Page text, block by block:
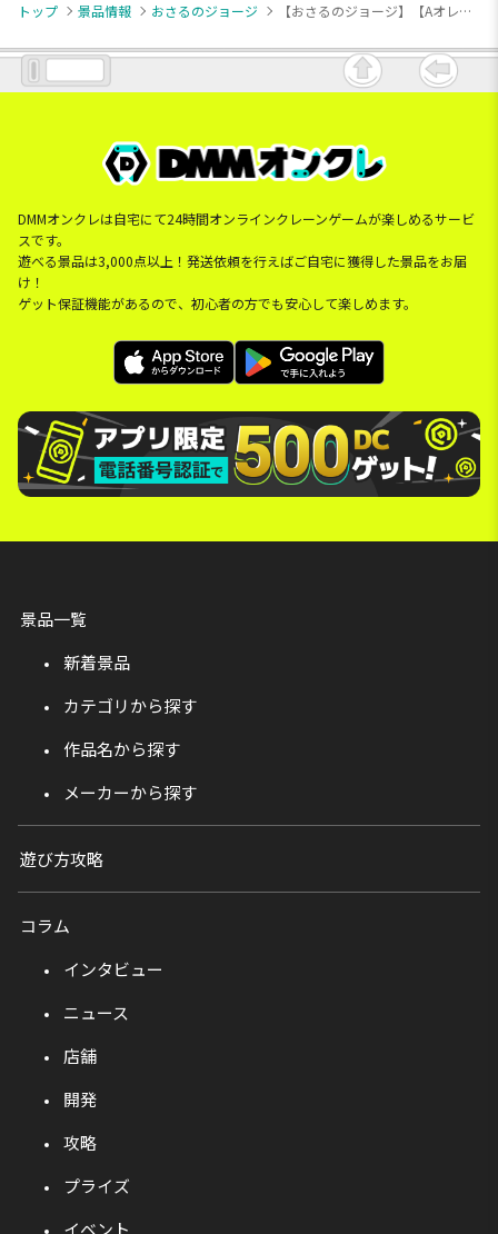
トップ
景品情報 おさるのジョージ 【おさるのジョージ】【Aオレンジ】おさるのジョージ [PtZ]メッシュトートバッグ
DMMオンクレは自宅にて24時間オンラインクレーンゲームが楽しめるサービ
スです。
遊べる景品は3,000点以上！発送依頼を行えばご自宅に獲得した景品をお届
け！
ゲット保証機能があるので、初心者の方でも安心して楽しめます。
景品一覧
新着景品
カテゴリから探す
作品名から探す
メーカーから探す
遊び方攻略
コラム
インタビュー
ニュース
店舗
開発
攻略
プライズ